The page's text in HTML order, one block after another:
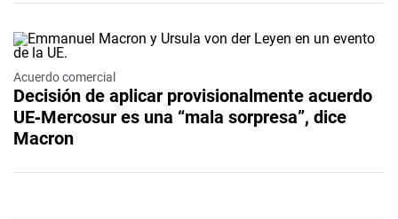
Acuerdo comercial
Decisión de aplicar provisionalmente acuerdo
UE‑Mercosur es una “mala sorpresa”, dice
Macron